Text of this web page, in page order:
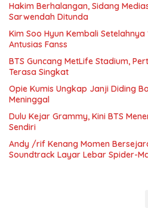
Hakim Berhalangan, Sidang
Sarwendah Ditunda
Kim Soo Hyun Kembali
Antusias Fanss
BTS Guncang MetLife Stadium,
Terasa Singkat
Opie Kumis Ungkap Janji Diding
Meninggal
Dulu Kejar Grammy, Kini BTS
Sendiri
Andy /rif Kenang Momen
Soundtrack Layar Lebar Spider-